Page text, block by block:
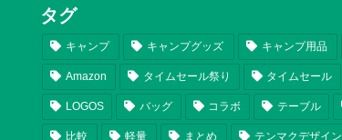
タグ
キャンプ キャンプグッズ キャンプ用品
Amazon タイムセール祭り タイムセール
LOGOS バッグ コラボ テーブル
比較 軽量 まとめ テンマクデザイン